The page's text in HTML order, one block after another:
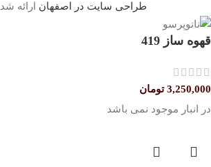
طراحی سایت در اصفهان ارائه
قهوه ساز 419
3,250,000 تومان
در انبار موجود نمی باشد